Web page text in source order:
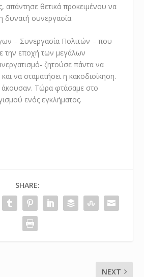
απάντησε θετικά προκειμένου να
δυνατή συνεργασία.
– Συνεργασία Πολιτών – που
την εποχή των μεγάλων
ζητούσε πάντα να
να σταματήσει η κακοδιοίκηση.
Τώρα φτάσαμε στο
ενός εγκλήματος.
SHARE:
NEXT